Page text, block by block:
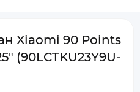
Xiaomi 90 Points
(90LCTKU23Y9U-